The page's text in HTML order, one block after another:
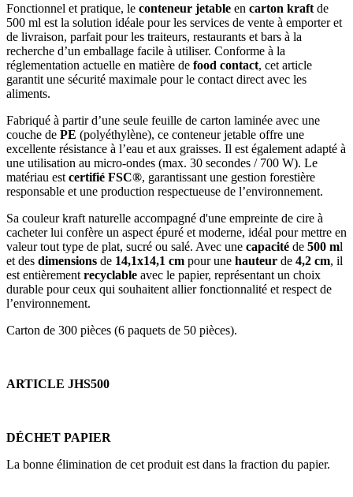
Fonctionnel et pratique, le conteneur jetable en carton kraft de
500 ml est la solution idéale pour les services de vente à emporter et
de livraison, parfait pour les traiteurs, restaurants et bars à la
recherche d’un emballage facile à utiliser. Conforme à la
réglementation actuelle en matière de food contact, cet article
garantit une sécurité maximale pour le contact direct avec les
aliments.
Fabriqué à partir d’une seule feuille de carton laminée avec une
couche de PE (polyéthylène), ce conteneur jetable offre une
excellente résistance à l’eau et aux graisses. Il est également adapté à
une utilisation au micro-ondes (max. 30 secondes / 700 W). Le
matériau est certifié FSC®, garantissant une gestion forestière
responsable et une production respectueuse de l’environnement.
Sa couleur kraft naturelle accompagné d'une empreinte de cire à
cacheter lui confère un aspect épuré et moderne, idéal pour mettre en
valeur tout type de plat, sucré ou salé. Avec une capacité de 500 ml
et des dimensions de 14,1x14,1 cm pour une hauteur de 4,2 cm, il
est entièrement recyclable avec le papier, représentant un choix
durable pour ceux qui souhaitent allier fonctionnalité et respect de
l’environnement.
Carton de 300 pièces (6 paquets de 50 pièces).
ARTICLE JHS500
DÉCHET PAPIER
La bonne élimination de cet produit est dans la fraction du papier.